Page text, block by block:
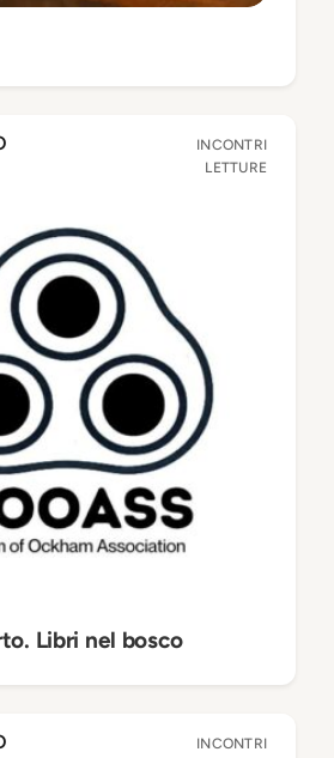
INCONTRI
LETTURE
Libri nel bosco
INCONTRI